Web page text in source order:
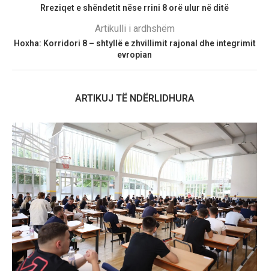
Rreziqet e shëndetit nëse rrini 8 orë ulur në ditë
Artikulli i ardhshëm
Hoxha: Korridori 8 – shtyllë e zhvillimit rajonal dhe integrimit
evropian
ARTIKUJ TË NDËRLIDHURA